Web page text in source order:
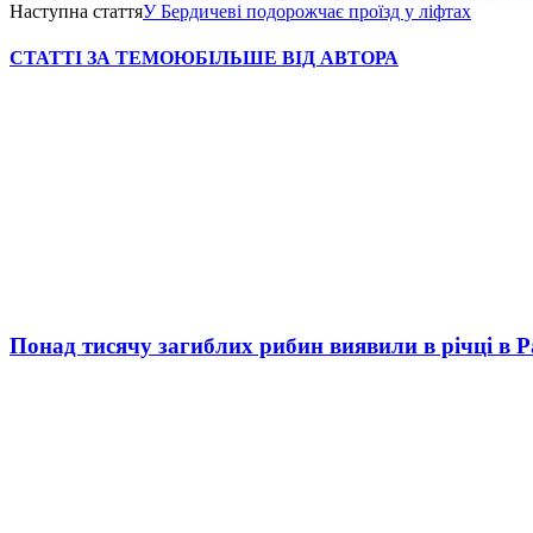
Наступна статтяУ Бердичеві подорожчає проїзд у ліфтах
СТАТТІ ЗА ТЕМОЮБІЛЬШЕ ВІД АВТОРА
Понад тисячу загиблих рибин виявили в річці в